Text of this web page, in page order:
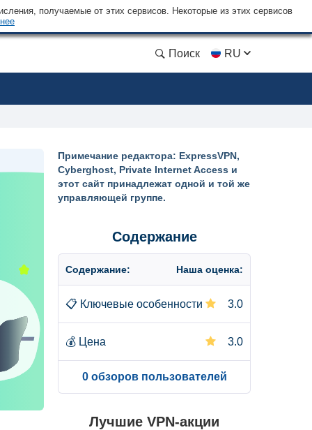
получаемые от этих сервисов. Некоторые из этих сервисов
Поиск RU
Примечание редактора: ExpressVPN,
Cyberghost, Private Internet Access и
этот сайт принадлежат одной и той же
управляющей группе.
Содержание
Содержание: Наша оценка:
📋 Ключевые особенности 3.0
💰 Цена 3.0
0 обзоров пользователей
Лучшие VPN-акции